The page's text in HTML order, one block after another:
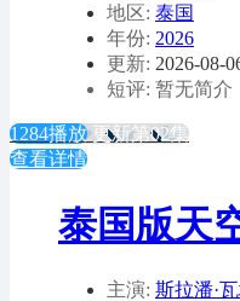
地区: 泰国
年份: 2026
更新: 2026-08-
短评: 暂无简介
1284播放 更新第02集
查看详情
泰国版天
主演: 斯拉潘·